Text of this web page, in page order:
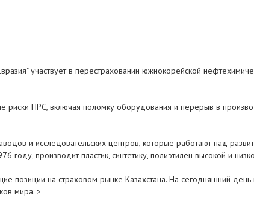
участвует в перестраховании южнокорейской
HPC, включая поломку оборудования и перерыв в
и исследовательских центров, которые работают над
производит пластик, синтетику, полиэтилен высокой и
позиции на страховом рынке Казахстана. На сегодняшний
мира. >